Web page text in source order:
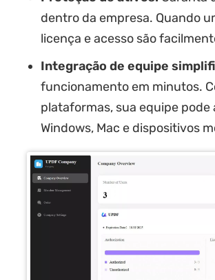
dentro da empresa. Quando
licença e acesso são
Integração de equipe
funcionamento em minutos.
plataformas, sua equipe
Windows, Mac e dispositivos